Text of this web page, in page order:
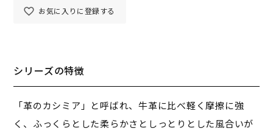
お気に入りに登録する
シリーズの特徴
「革のカシミア」と呼ばれ、牛革に比べ軽く摩擦に強
く、ふっくらとした柔らかさとしっとりとした風合いが